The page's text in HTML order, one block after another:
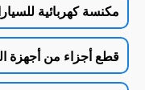
مكنسة كهربائية
قطع أجزاء من أجهزة